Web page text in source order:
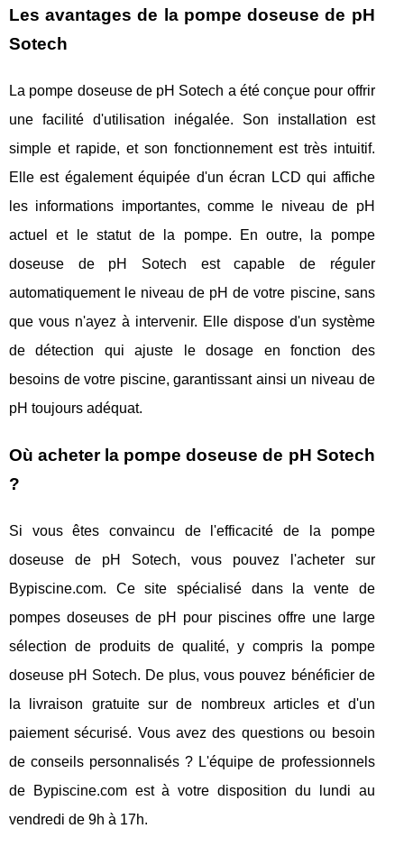
Les avantages de la pompe doseuse de pH
Sotech
La pompe doseuse de pH Sotech a été conçue pour offrir
une facilité d'utilisation inégalée. Son installation est
simple et rapide, et son fonctionnement est très intuitif.
Elle est également équipée d'un écran LCD qui affiche
les informations importantes, comme le niveau de pH
actuel et le statut de la pompe. En outre, la pompe
doseuse de pH Sotech est capable de réguler
automatiquement le niveau de pH de votre piscine, sans
que vous n'ayez à intervenir. Elle dispose d'un système
de détection qui ajuste le dosage en fonction des
besoins de votre piscine, garantissant ainsi un niveau de
pH toujours adéquat.
Où acheter la pompe doseuse de pH Sotech
?
Si vous êtes convaincu de l'efficacité de la pompe
doseuse de pH Sotech, vous pouvez l'acheter sur
Bypiscine.com. Ce site spécialisé dans la vente de
pompes doseuses de pH pour piscines offre une large
sélection de produits de qualité, y compris la pompe
doseuse pH Sotech. De plus, vous pouvez bénéficier de
la livraison gratuite sur de nombreux articles et d'un
paiement sécurisé. Vous avez des questions ou besoin
de conseils personnalisés ? L'équipe de professionnels
de Bypiscine.com est à votre disposition du lundi au
vendredi de 9h à 17h.